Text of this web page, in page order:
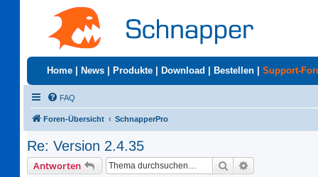
Home News Produkte Download Bestellen Support-
FAQ
Foren-Übersicht SchnapperPro
Re: Version 2.4.35
Antworten Suche